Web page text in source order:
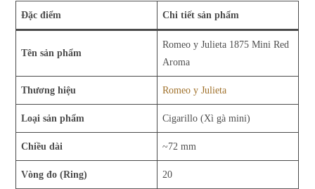
Đặc điểm Chi tiết sản phẩm
Tên sản phẩm
Romeo y Julieta 1875 Mini Red
Aroma
Thương hiệu Romeo y Julieta
Loại sản phẩm Cigarillo (Xì gà mini)
Chiều dài ~72 mm
Vòng đo (Ring) 20